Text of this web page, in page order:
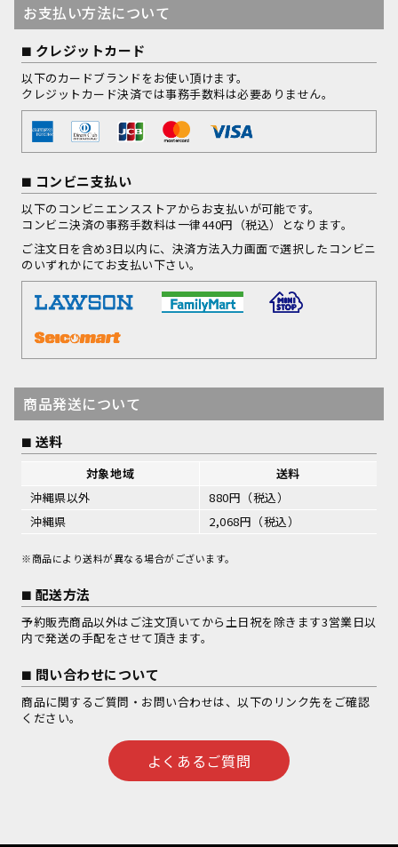
お支払い方法について
クレジットカード
以下のカードブランドをお使い頂けます。
クレジットカード決済では事務手数料は必要ありません。
コンビニ支払い
以下のコンビニエンスストアからお支払いが可能です。
コンビニ決済の事務手数料は一律440円（税込）となります。
ご注文日を含め3日以内に、決済方法入力画面で選択したコンビニ
のいずれかにてお支払い下さい。
商品発送について
送料
対象地域
送料
沖縄県以外
880円（税込）
沖縄県
2,068円（税込）
※商品により送料が異なる場合がございます。
配送方法
予約販売商品以外はご注文頂いてから土日祝を除きます3営業日以
内で発送の手配をさせて頂きます。
問い合わせについて
商品に関するご質問・お問い合わせは、以下のリンク先をご確認
ください。
よくあるご質問